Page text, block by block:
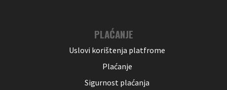
PLAĆANJE
Uslovi korištenja platfrome
Plaćanje
Sigurnost plaćanja